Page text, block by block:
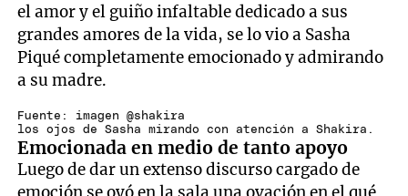
el amor y el guiño infaltable dedicado a sus
grandes amores de la vida, se lo vio a Sasha
Piqué completamente emocionado y admirando
a su madre.
Fuente: imagen @shakira
los ojos de Sasha mirando con atención a Shakira.
Emocionada en medio de tanto apoyo
Luego de dar un extenso discurso cargado de